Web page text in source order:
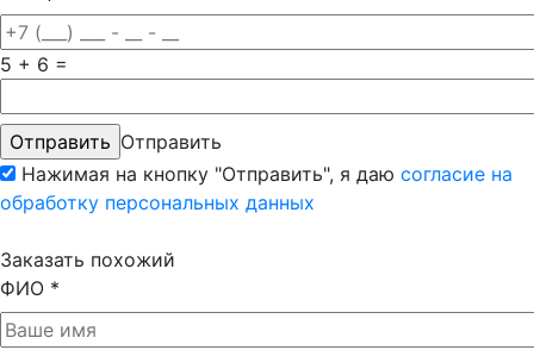
5 + 6 =
Отправить
Нажимая на кнопку "Отправить", я даю согласие на
обработку персональных данных
Заказать похожий
ФИО *